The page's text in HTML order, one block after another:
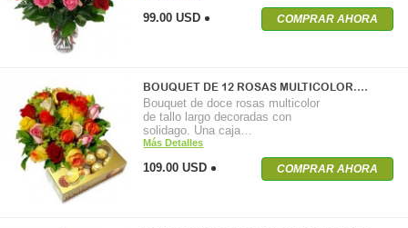
99.00 USD COMPRAR AHORA
BOUQUET DE 12 ROSAS MULTICOLOR.…
Bouquet de doce rosas multicolor
de tallo largo decoradas con
solidago. Una caja…
Más Detalles
109.00 USD COMPRAR AHORA